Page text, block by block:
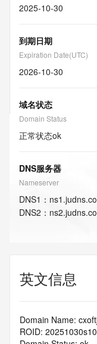
2025-10-30
到期日期
Expiration Date(UTC)
2026-10-30
域名状态
Domain Status
正常状态ok
DNS服务器
Nameserver
DNS1 ：
DNS2 ：
英文信息
Domain Name:
ROID: